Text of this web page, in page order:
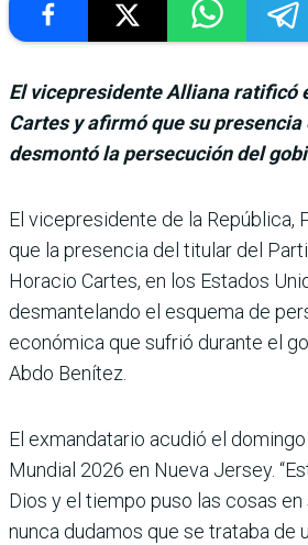
El vicepresidente Alliana ratificó
Cartes y afirmó que su presencia
desmontó la persecución del
El vicepresidente de la República,
que la presencia del titular del
Horacio Car­tes, en los Estados
desmantelando el esquema de
económica que sufrió durante el
Abdo Benítez.
El exmandatario acudió el
Mundial 2026 en Nueva Jer­sey.
Dios y el tiempo puso las cosas en
nunca dudamos que se tra­taba